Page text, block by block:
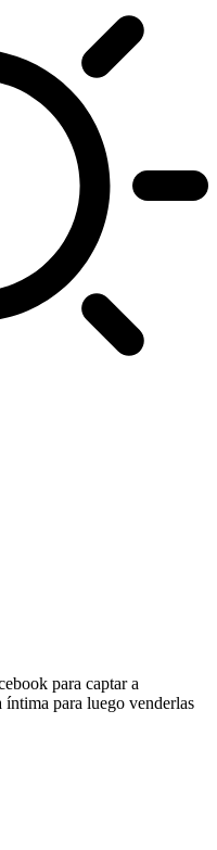
para captar a
íntima para luego venderlas